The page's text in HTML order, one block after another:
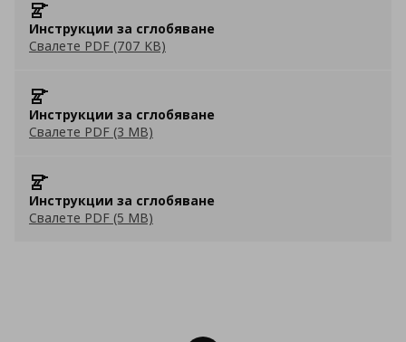
Инструкции за сглобяване
Свалете PDF (707 KB)
Инструкции за сглобяване
Свалете PDF (3 MB)
Инструкции за сглобяване
Свалете PDF (5 MB)